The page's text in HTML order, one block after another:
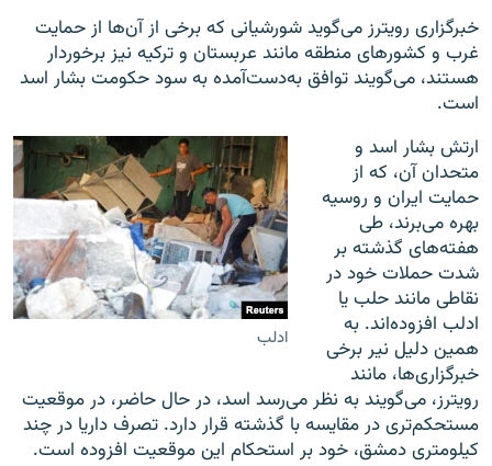
خبرگزاری رویترز می‌گوید شورشیانی که برخی از آن‌ها از حمایت
غرب و کشورهای منطقه مانند عربستان و ترکیه نیز برخوردار
هستند، می‌گویند توافق به‌دست‌آمده به سود حکومت بشار اسد
است.
ادلب
ارتش بشار اسد و
متحدان آن، که از
حمایت ایران و روسیه
بهره می‌برند، طی
هفته‌های گذشته بر
شدت حملات خود در
نقاطی مانند حلب یا
ادلب افزوده‌اند. به
همین دلیل نیر برخی
خبرگزاری‌ها، مانند
رویترز، می‌گویند به نظر می‌رسد اسد، در حال حاضر، در موقعیت
مستحکم‌تری در مقایسه با گذشته قرار دارد. تصرف داریا در چند
کیلومتری دمشق، خود بر استحکام این موقعیت افزوده است.